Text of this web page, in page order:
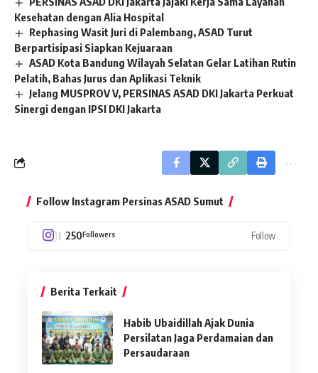
Kesehatan dengan Alia Hospital
Rephasing Wasit Juri di Palembang, ASAD Turut
Berpartisipasi Siapkan Kejuaraan
ASAD Kota Bandung Wilayah Selatan Gelar Latihan Rutin
Pelatih, Bahas Jurus dan Aplikasi Teknik
Jelang MUSPROV V, PERSINAS ASAD DKI Jakarta Perkuat
Sinergi dengan IPSI DKI Jakarta
Follow Instagram Persinas ASAD Sumut
250Followers Follow
Berita Terkait
Habib Ubaidillah Ajak Dunia
Persilatan Jaga Perdamaian dan
Persaudaraan